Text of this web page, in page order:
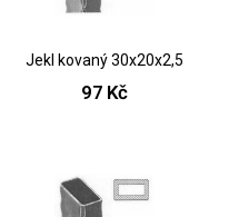
Jekl kovaný 30x20x2,5
97 Kč